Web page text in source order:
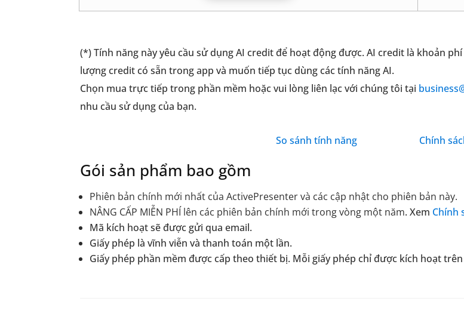
(*) Tính năng này yêu cầu sử dụng AI credit để hoạt động được. AI credit là khoản
lượng credit có sẵn trong app và muốn tiếp tục dùng các tính năng AI.
Chọn mua trực tiếp trong phần mềm hoặc vui lòng liên lạc với chúng tôi tại
nhu cầu sử dụng của bạn.
So sánh tính năng Chính
Gói sản phẩm bao gồm
Phiên bản chính mới nhất của ActivePresenter và các cập nhật cho phiên bản này.
NÂNG CẤP MIỄN PHÍ lên các phiên bản chính mới trong vòng một năm. Xem Chính
Mã kích hoạt sẽ được gửi qua email.
Giấy phép là vĩnh viễn và thanh toán một lần.
Giấy phép phần mềm được cấp theo thiết bị. Mỗi giấy phép chỉ được kích hoạt